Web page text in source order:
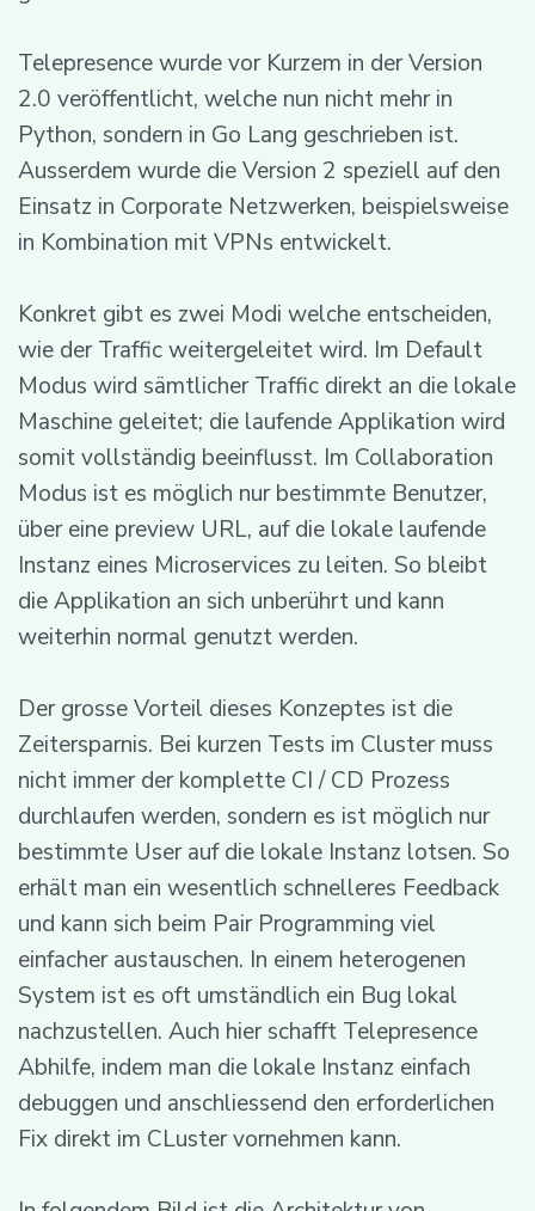
Telepresence wurde vor Kurzem in der Version
2.0 veröffentlicht, welche nun nicht mehr in
Python, sondern in Go Lang geschrieben ist.
Ausserdem wurde die Version 2 speziell auf den
Einsatz in Corporate Netzwerken, beispielsweise
in Kombination mit VPNs entwickelt.
Konkret gibt es zwei Modi welche entscheiden,
wie der Traffic weitergeleitet wird. Im Default
Modus wird sämtlicher Traffic direkt an die lokale
Maschine geleitet; die laufende Applikation wird
somit vollständig beeinflusst. Im Collaboration
Modus ist es möglich nur bestimmte Benutzer,
über eine preview URL, auf die lokale laufende
Instanz eines Microservices zu leiten. So bleibt
die Applikation an sich unberührt und kann
weiterhin normal genutzt werden.
Der grosse Vorteil dieses Konzeptes ist die
Zeitersparnis. Bei kurzen Tests im Cluster muss
nicht immer der komplette CI / CD Prozess
durchlaufen werden, sondern es ist möglich nur
bestimmte User auf die lokale Instanz lotsen. So
erhält man ein wesentlich schnelleres Feedback
und kann sich beim Pair Programming viel
einfacher austauschen. In einem heterogenen
System ist es oft umständlich ein Bug lokal
nachzustellen. Auch hier schafft Telepresence
Abhilfe, indem man die lokale Instanz einfach
debuggen und anschliessend den erforderlichen
Fix direkt im CLuster vornehmen kann.